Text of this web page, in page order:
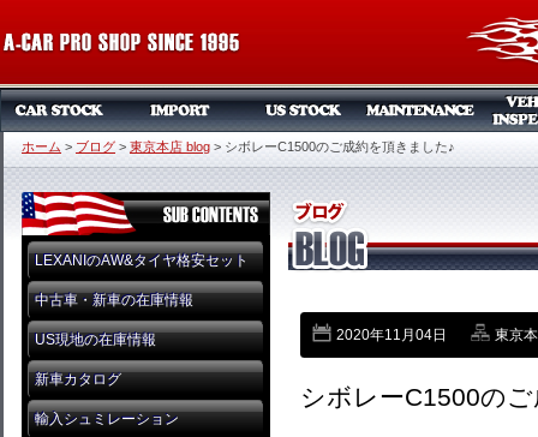
ホーム > ブログ > 東京本店 blog > シボレーC1500のご成約を頂きました♪
LEXANIのAW&タイヤ格安セット
中古車・新車の在庫情報
US現地の在庫情報
新車カタログ
輸入シュミレーション
2020年11月04日 東京
シボレーC1500の